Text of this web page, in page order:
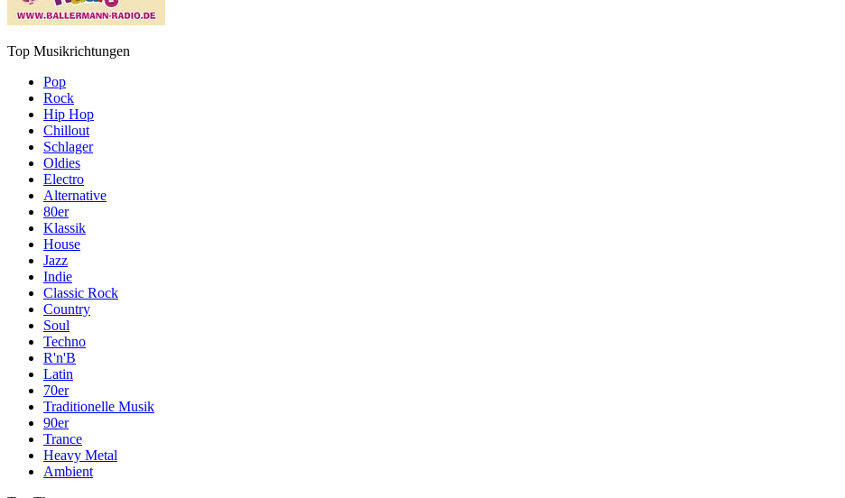
Top Musikrichtungen
Pop
Rock
Hip Hop
Chillout
Schlager
Oldies
Electro
Alternative
80er
Klassik
House
Jazz
Indie
Classic Rock
Country
Soul
Techno
R'n'B
Latin
70er
Traditionelle Musik
90er
Trance
Heavy Metal
Ambient